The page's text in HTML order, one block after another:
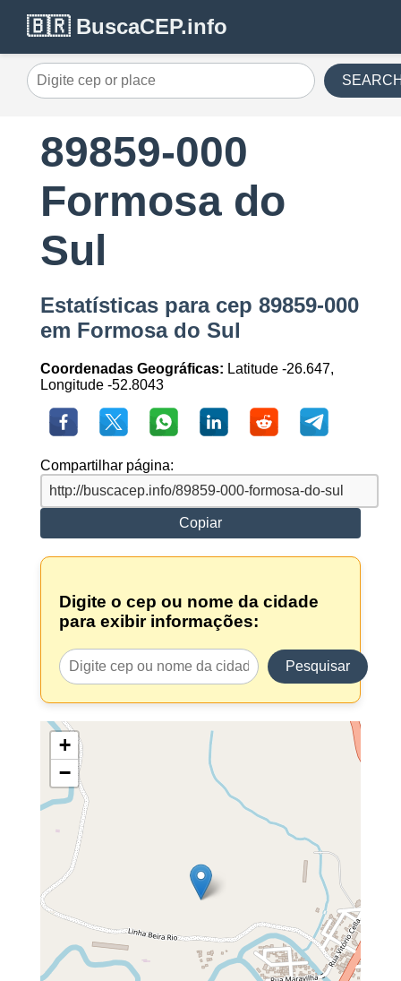
🇧🇷 BuscaCEP.info
89859-000
Formosa do
Sul
Estatísticas para cep 89859-000
em Formosa do Sul
Coordenadas Geográficas: Latitude -26.647,
Longitude -52.8043
Compartilhar página:
Copiar
Digite o cep ou nome da cidade
para exibir informações:
Pesquisar
+
−